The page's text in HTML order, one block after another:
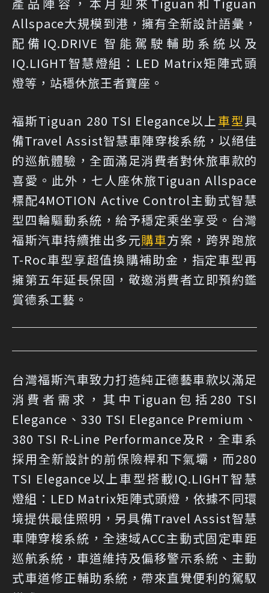
Allspace大規模到港，擁有全新設計語彙，
配備IQ.DRIVE 智能駕駛輔助系統以及
IQ.LIGHT智慧燈組：LED Matrix矩陣式頭
燈等，站穩休旅王者寶座。
福斯Tiguan 280 TSI Elegance以上車型具
備Travel Assist智慧車陣穿梭系統，以絕佳
的巡航體驗，全面滿足消費者對休旅車款的
喜愛。此外，七人座休旅Tiguan Allspace
標配4MOTION Active Control主動式智慧
型四輪驅動系統，給予穩定乘坐享受。台灣
福斯汽車持續推出多元購車方案，跨界跑旅
T-Roc車型享超值換購補助金，指定車型再
擁第五年延長保固，敬邀消費者立即預約鑑
賞德系工藝。
台灣福斯汽車致力打造純正德藝車款以滿足
消費者需求，其中Tiguan包括280 TSI
Elegance、330 TSI Elegance Premium、
380 TSI R-Line Performance及R，全車系
採用全新設計的前保險桿和下氣壩，而280
TSI Elegance以上車型搭載IQ.LIGHT智慧
燈組：LED Matrix矩陣式頭燈，依據不同環
境提供最佳照明，另具備Travel Assist智慧
車陣穿梭系統，全速域ACC主動式固定車距
巡航系統，車道維持及偏移警示系統、主動
式車道修正輔助系統，帶來直覺便利的駕馭